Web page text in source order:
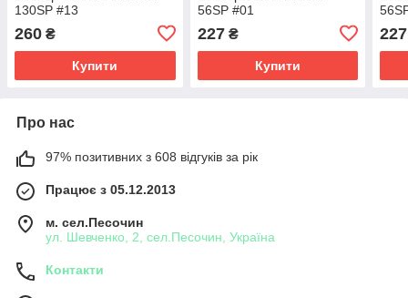
130SP #13
260 ₴
Купити
56SP #01
227₴
Купити
227
Про нас
97% позитивних з 608 відгуків за рік
Працює з 05.12.2013
м. сел.Песочин
ул. Шевченко, 2, сел.Песочин, Україна
Контакти